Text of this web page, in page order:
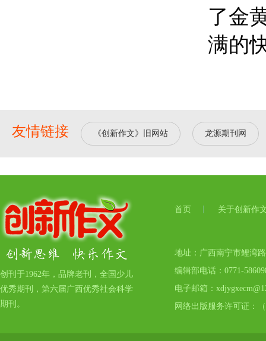
了金
满的
友情链接 《创新作文》旧网站 龙源期刊网
创刊于1962年，品牌老刊，全国少儿
优秀期刊，第六届广西优秀社会科学
期刊。
首页 关于创新作
地址：广西南宁市鲤湾
编辑部电话：0771-
电子邮箱：
网络出版服务许可证：